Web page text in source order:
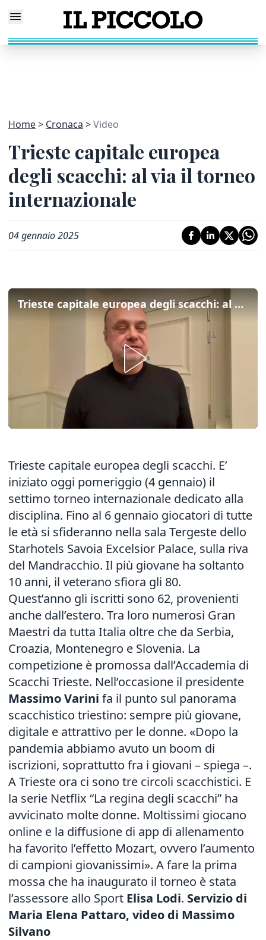
Home Cronaca Video
Trieste capitale europea
degli scacchi: al via il torneo
internazionale
04 gennaio 2025
Trieste capitale europea degli scacchi: al via il torneo internazionale
Trieste capitale europea degli scacchi. E’
iniziato oggi pomeriggio (4 gennaio) il
settimo torneo internazionale dedicato alla
disciplina. Fino al 6 gennaio giocatori di tutte
le età si sfideranno nella sala Tergeste dello
Starhotels Savoia Excelsior Palace, sulla riva
del Mandracchio. Il più giovane ha soltanto
10 anni, il veterano sfiora gli 80.
Quest’anno gli iscritti sono 62, provenienti
anche dall’estero. Tra loro numerosi Gran
Maestri da tutta Italia oltre che da Serbia,
Croazia, Montenegro e Slovenia. La
competizione è promossa dall’Accademia di
Scacchi Trieste. Nell’occasione il presidente
Massimo Varini fa il punto sul panorama
scacchistico triestino: sempre più giovane,
digitale e attrattivo per le donne. «Dopo la
pandemia abbiamo avuto un boom di
iscrizioni, soprattutto fra i giovani – spiega –.
A Trieste ora ci sono tre circoli scacchistici. E
la serie Netflix “La regina degli scacchi” ha
avvicinato molte donne. Moltissimi giocano
online e la diffusione di app di allenamento
ha favorito l’effetto Mozart, ovvero l’aumento
di campioni giovanissimi». A fare la prima
mossa che ha inaugurato il torneo è stata
l’assessore allo Sport Elisa Lodi. Servizio di
Maria Elena Pattaro, video di Massimo
Silvano